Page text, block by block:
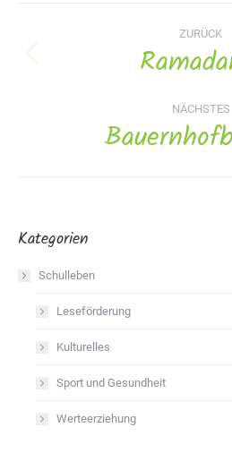
Navigation
ZURÜCK
NÄCHSTES
Kategorien
Schulleben
Leseförderung
Kulturelles
Sport und Gesundheit
Werteerziehung